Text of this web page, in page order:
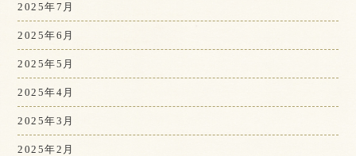
2025年7月
2025年6月
2025年5月
2025年4月
2025年3月
2025年2月